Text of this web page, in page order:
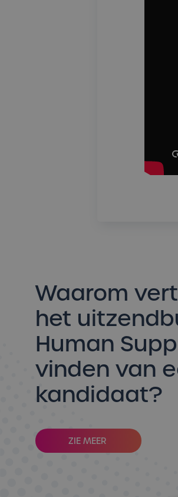
Waarom
het
Human
vinden van
kandidaat?
ZIE MEER